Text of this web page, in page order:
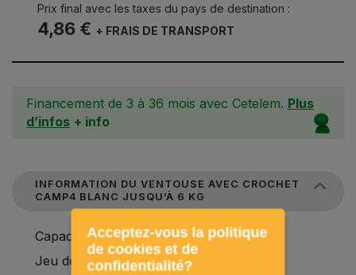
Prix final avec les taxes du pays de destination :
4,86 € + FRAIS DE TRANSPORT
Financement de 3 à 36 mois avec Cetelem. Plus
d’infos + info
INFORMATION DU VENTOUSE AVEC CROCHET
CAMP4 BLANC JUSQU’À 6 KG
Capacité de charge jusqu’à 6kg.
Jeu de 2.
Acceptez-vous la politique
de cookies et de
confidentialité?